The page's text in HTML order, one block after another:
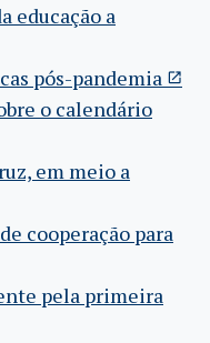
educação a
pós-pandemia
o calendário
em meio a
cooperação para
pela primeira